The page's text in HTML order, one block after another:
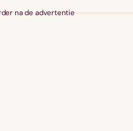
na de advertentie